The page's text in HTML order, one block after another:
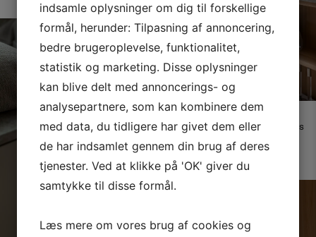
Vitrineskab i farven Cumulus
og hamret glas.
indsamle oplysninger om dig til forskellige
formål, herunder: Tilpasning af annoncering,
bedre brugeroplevelse, funktionalitet,
statistik og marketing. Disse oplysninger
kan blive delt med annoncerings- og
analysepartnere, som kan kombinere dem
med data, du tidligere har givet dem eller
de har indsamlet gennem din brug af deres
tjenester. Ved at klikke på 'OK' giver du
samtykke til disse formål.
Læs mere om vores brug af cookies og